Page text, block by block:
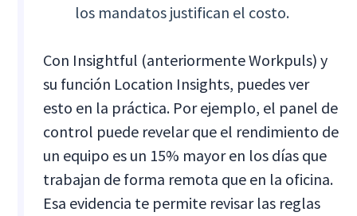
los mandatos justifican el costo.
Con Insightful (anteriormente Workpuls) y
su función Location Insights, puedes ver
esto en la práctica. Por ejemplo, el panel de
control puede revelar que el rendimiento de
un equipo es un 15% mayor en los días que
trabajan de forma remota que en la oficina.
Esa evidencia te permite revisar las reglas